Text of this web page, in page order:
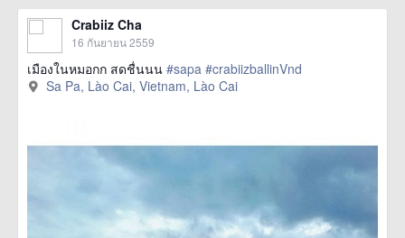
Crabiiz Cha
16 กันยายน 2559
เมืองในหมอกก สดชื่นนน #sapa #crabiizballinVnd
Sa Pa, Lào Cai, Vietnam, Lào Cai